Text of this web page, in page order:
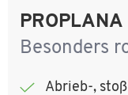
PROPLANA
Besonders
Abrieb-,